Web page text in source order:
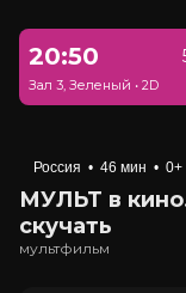
20:50
Зал 3, Зеленый • 2D
Россия • 46 мин • 0+
МУЛЬТ в
скучать
мультфильм